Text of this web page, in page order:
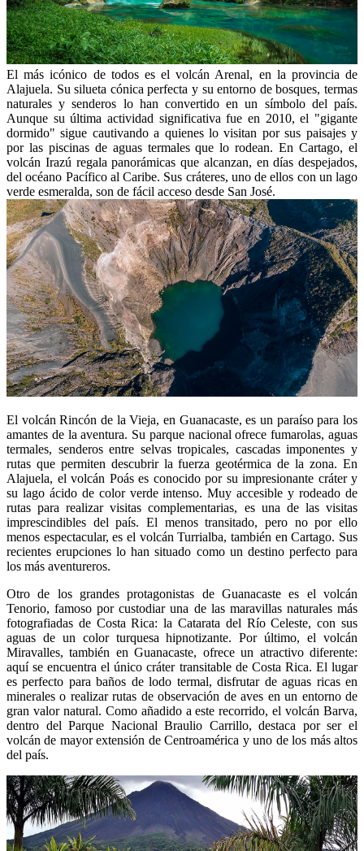
El más icónico de todos es el volcán Arenal, en la provincia de
Alajuela. Su silueta cónica perfecta y su entorno de bosques, termas
naturales y senderos lo han convertido en un símbolo del país.
Aunque su última actividad significativa fue en 2010, el "gigante
dormido" sigue cautivando a quienes lo visitan por sus paisajes y
por las piscinas de aguas termales que lo rodean. En Cartago, el
volcán Irazú regala panorámicas que alcanzan, en días despejados,
del océano Pacífico al Caribe. Sus cráteres, uno de ellos con un lago
verde esmeralda, son de fácil acceso desde San José.
El volcán Rincón de la Vieja, en Guanacaste, es un paraíso para los
amantes de la aventura. Su parque nacional ofrece fumarolas, aguas
termales, senderos entre selvas tropicales, cascadas imponentes y
rutas que permiten descubrir la fuerza geotérmica de la zona. En
Alajuela, el volcán Poás es conocido por su impresionante cráter y
su lago ácido de color verde intenso. Muy accesible y rodeado de
rutas para realizar visitas complementarias, es una de las visitas
imprescindibles del país. El menos transitado, pero no por ello
menos espectacular, es el volcán Turrialba, también en Cartago. Sus
recientes erupciones lo han situado como un destino perfecto para
los más aventureros.
Otro de los grandes protagonistas de Guanacaste es el volcán
Tenorio, famoso por custodiar una de las maravillas naturales más
fotografiadas de Costa Rica: la Catarata del Río Celeste, con sus
aguas de un color turquesa hipnotizante. Por último, el volcán
Miravalles, también en Guanacaste, ofrece un atractivo diferente:
aquí se encuentra el único cráter transitable de Costa Rica. El lugar
es perfecto para baños de lodo termal, disfrutar de aguas ricas en
minerales o realizar rutas de observación de aves en un entorno de
gran valor natural. Como añadido a este recorrido, el volcán Barva,
dentro del Parque Nacional Braulio Carrillo, destaca por ser el
volcán de mayor extensión de Centroamérica y uno de los más altos
del país.